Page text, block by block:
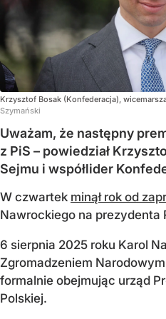
Krzysztof Bosak (Konfederacja),
Szymański
Uważam, że następny
z PiS – powiedział
Sejmu i współlider
W czwartek minął rok od
Nawrockiego na prezydenta
6 sierpnia 2025 roku Karol
Zgromadzeniem
formalnie obejmując urząd
Polskiej.